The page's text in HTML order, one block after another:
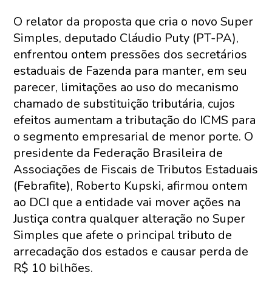
O relator da proposta que cria o novo Super
Simples, deputado Cláudio Puty (PT-PA),
enfrentou ontem pressões dos secretários
estaduais de Fazenda para manter, em seu
parecer, limitações ao uso do mecanismo
chamado de substituição tributária, cujos
efeitos aumentam a tributação do ICMS para
o segmento empresarial de menor porte. O
presidente da Federação Brasileira de
Associações de Fiscais de Tributos Estaduais
(Febrafite), Roberto Kupski, afirmou ontem
ao DCI que a entidade vai mover ações na
Justiça contra qualquer alteração no Super
Simples que afete o principal tributo de
arrecadação dos estados e causar perda de
R$ 10 bilhões.